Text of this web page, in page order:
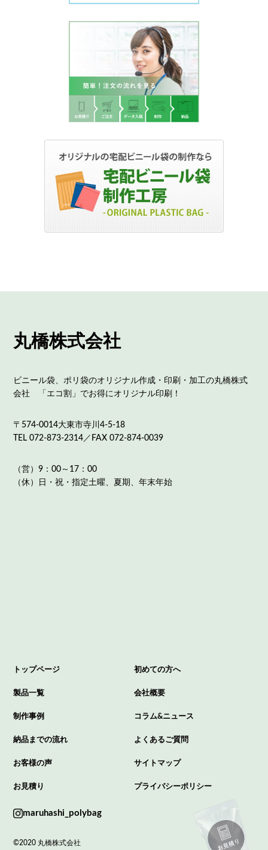
丸橋株式会社
ビニール袋、ポリ袋のオリジナル作成・印刷・加工の丸橋株式
会社 「エコ割」でお得にオリジナル印刷！
〒574-0014大東市寺川4-5-18
TEL 072-873-2314／FAX 072-874-0039
（営）9：00～17：00
（休）日・祝・指定土曜、夏期、年末年始
トップページ
製品一覧
制作事例
納品までの流れ
お客様の声
お見積り
初めての方へ
会社概要
コラム&ニュース
よくあるご質問
サイトマップ
プライバシーポリシー
maruhashi_polybag
©2020 丸橋株式会社